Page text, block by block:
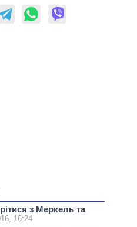
з Меркель та
16:24